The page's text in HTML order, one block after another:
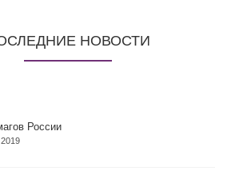
НОВОСТИ
России